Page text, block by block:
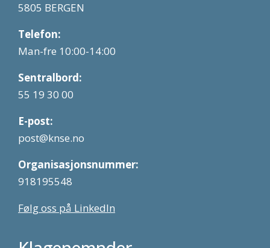
5805 BERGEN
Telefon:
Man-fre 10:00-14:00
Sentralbord:
55 19 30 00
E-post:
post@knse.no
Organisasjonsnummer:
918195548
Følg oss på LinkedIn